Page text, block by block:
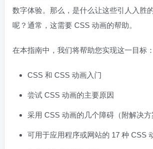
数字体验。那么，是什么让这些引人入胜
呢？通常，这需要 CSS 动画的帮助。
在本指南中，我们将帮助您实现这一目标：
CSS 和 CSS 动画入门
尝试 CSS 动画的主要原因
采用 CSS 动画的几个障碍（附解决方
可用于应用程序或网站的 17 种 CSS